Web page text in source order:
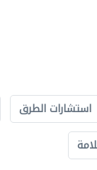
استشارات الطرق